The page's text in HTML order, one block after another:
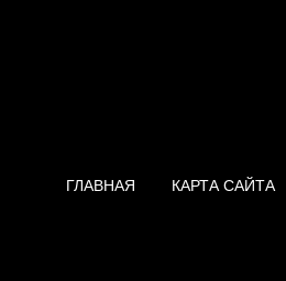
ГЛАВНАЯ КАРТА САЙТА